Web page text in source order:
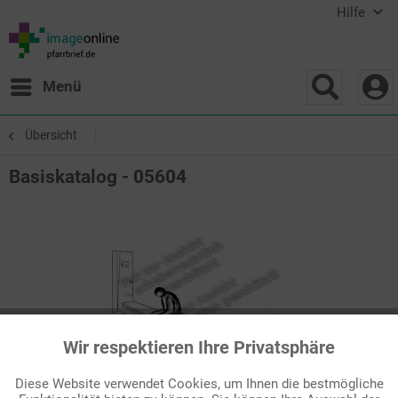
Hilfe
Menü
Übersicht
Basiskatalog - 05604
Funktionale Aktiv
Wir respektieren Ihre Privatsphäre
Diese Website verwendet Cookies, um Ihnen die bestmögliche